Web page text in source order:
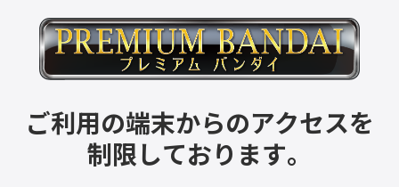
ご利用の端末からのアクセスを
制限しております。